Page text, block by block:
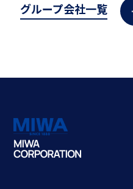
グループ会社一覧